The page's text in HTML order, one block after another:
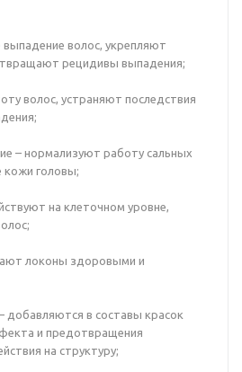
волос, укрепляют
рецидивы выпадения;
волос, устраняют последствия
– нормализуют работу сальных
кожи головы;
на клеточном уровне,
локоны здоровыми и
добавляются в составы красок
и предотвращения
на структуру;